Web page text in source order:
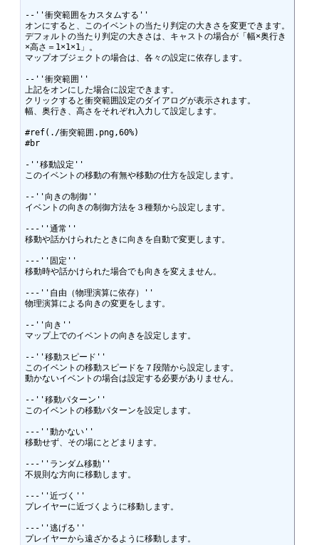
--''衝突範囲をカスタムする''
オンにすると、このイベントの当たり判定の大きさを変更できます。
デフォルトの当たり判定の大きさは、キャストの場合が「幅×奥行き
×高さ＝1×1×1」。
マップオブジェクトの場合は、各々の設定に依存します。
--''衝突範囲''
上記をオンにした場合に設定できます。
クリックすると衝突範囲設定のダイアログが表示されます。
幅、奥行き、高さをそれぞれ入力して設定します。
#ref(./衝突範囲.png,60%)
#br
-''移動設定''
このイベントの移動の有無や移動の仕方を設定します。
--''向きの制御''
イベントの向きの制御方法を３種類から設定します。
---''通常''
移動や話かけられたときに向きを自動で変更します。
---''固定''
移動時や話かけられた場合でも向きを変えません。
---''自由（物理演算に依存）''
物理演算による向きの変更をします。
--''向き''
マップ上でのイベントの向きを設定します。
--''移動スピード''
このイベントの移動スピードを７段階から設定します。
動かないイベントの場合は設定する必要がありません。
--''移動パターン''
このイベントの移動パターンを設定します。
---''動かない''
移動せず、その場にとどまります。
---''ランダム移動''
不規則な方向に移動します。
---''近づく''
プレイヤーに近づくように移動します。
---''逃げる''
プレイヤーから遠ざかるように移動します。